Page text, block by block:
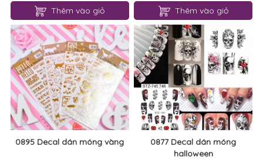
Thêm vào giỏ Thêm vào giỏ
0895 Decal dán móng vàng
0877 Decal dán móng
halloween